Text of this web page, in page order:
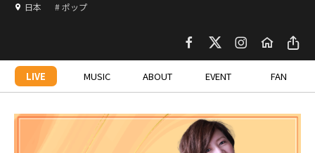
日本
# ポップ
LIVE MUSIC ABOUT EVENT FAN